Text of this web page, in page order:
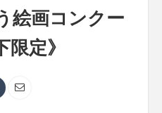
絵画コンクー
定》